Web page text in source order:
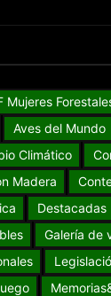
Mujeres
Aves del Mundo
Climático
Madera
Destacadas
Galería de